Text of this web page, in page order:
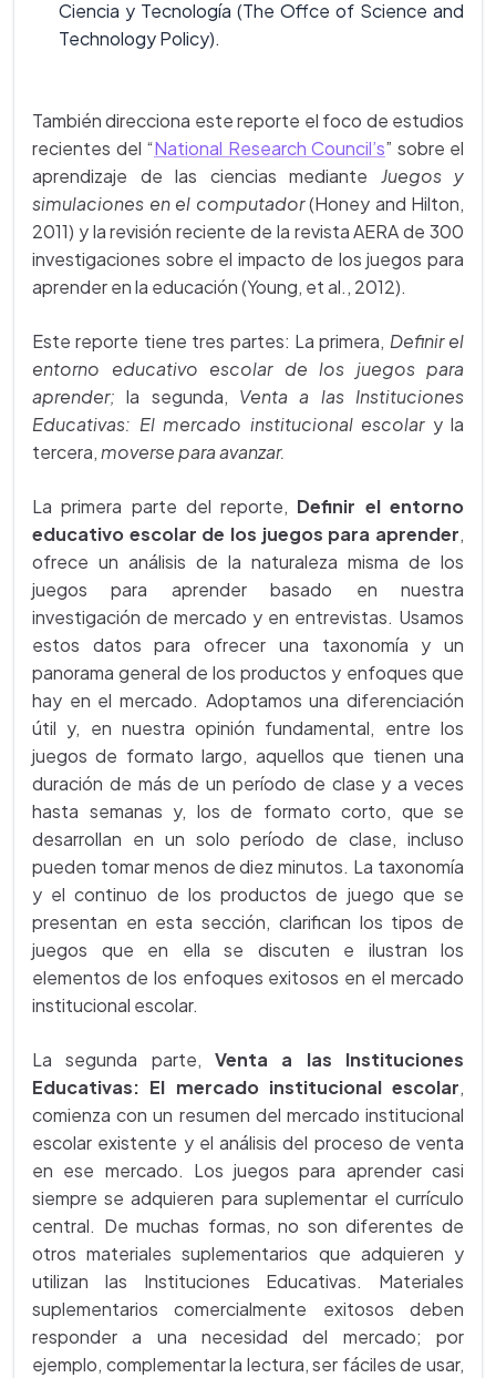
Ciencia y Tecnología (The Offce of Science and
Technology Policy).
También direcciona este reporte el foco de estudios
recientes del “National Research Council’s” sobre el
aprendizaje de las ciencias mediante Juegos y
simulaciones en el computador(Honey and Hilton,
2011) y la revisión reciente de la revista AERA de 300
investigaciones sobre el impacto de los juegos para
aprender en la educación (Young, et al., 2012).
Este reporte tiene tres partes: La primera, Definir el
entorno educativo escolar de los juegos para
aprender;la segunda, Venta a las Instituciones
Educativas: El mercado institucional escolar y la
tercera,moverse para avanzar.
La primera parte del reporte, Definir el entorno
educativo escolar de los juegos para aprender,
ofrece un análisis de la naturaleza misma de los
juegos para aprender basado en nuestra
investigación de mercado y en entrevistas. Usamos
estos datos para ofrecer una taxonomía y un
panorama general de los productos y enfoques que
hay en el mercado. Adoptamos una diferenciación
útil y, en nuestra opinión fundamental, entre los
juegos de formato largo, aquellos que tienen una
duración de más de un período de clase y a veces
hasta semanas y, los de formato corto, que se
desarrollan en un solo período de clase, incluso
pueden tomar menos de diez minutos. La taxonomía
y el continuo de los productos de juego que se
presentan en esta sección, clarifican los tipos de
juegos que en ella se discuten e ilustran los
elementos de los enfoques exitosos en el mercado
institucional escolar.
La segunda parte, Venta a las Instituciones
Educativas: El mercado institucional escolar,
comienza con un resumen del mercado institucional
escolar existente y el análisis del proceso de venta
en ese mercado. Los juegos para aprender casi
siempre se adquieren para suplementar el currículo
central. De muchas formas, no son diferentes de
otros materiales suplementarios que adquieren y
utilizan las Instituciones Educativas. Materiales
suplementarios comercialmente exitosos deben
responder a una necesidad del mercado; por
ejemplo, complementar la lectura, ser fáciles de usar,